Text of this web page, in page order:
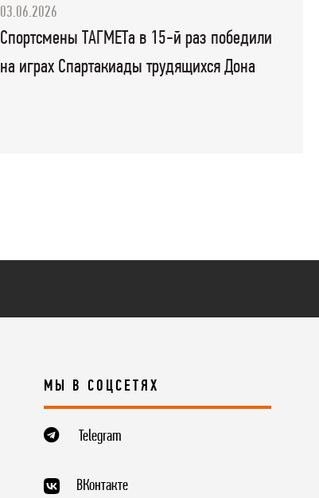
03.06.2026
Спортсмены ТАГМЕТа в 15-й раз победили
на играх Спартакиады трудящихся Дона
МЫ В СОЦСЕТЯХ
Telegram
ВКонтакте